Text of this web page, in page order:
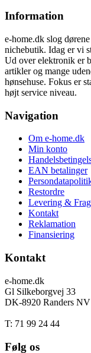
Information
e-home.dk slog
nichebutik. Idag er vi
Ud over elektronik er
artikler og mange
hønsehuse. Fokus er
højt service niveau.
Navigation
Om e-home.dk
Min konto
EAN betalinger
Restordre
Levering &
Kontakt
Reklamation
Finansiering
Kontakt
e-home.dk
Gl Silkeborgvej 33
DK-8920 Randers NV
T: 71 99 24 44
Følg os